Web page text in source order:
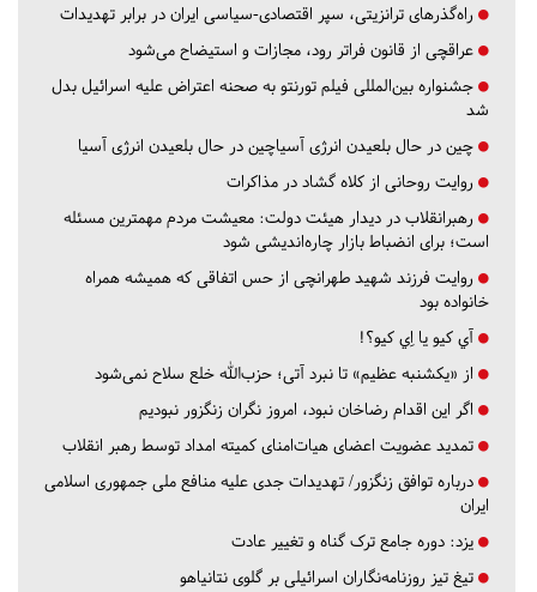
راه‌گذرهای ترانزیتی، سپر اقتصادی-سیاسی ایران در برابر تهدیدات
عراقچی از قانون فراتر رود، مجازات و استیضاح می‌شود
جشنواره بین‌المللی فیلم تورنتو به صحنه اعتراض علیه اسرائیل بدل
شد
چین در حال بلعیدن انرژی آسیاچین در حال بلعیدن انرژی آسیا
روایت روحانی از کلاه گشاد در مذاکرات
رهبرانقلاب در دیدار هیئت دولت: معیشت مردم مهمترین مسئله
است؛ برای انضباط بازار چاره‌اندیشی شود
روایت فرزند شهید طهرانچی از حس اتفاقی که همیشه همراه
خانواده بود
آي كيو يا اِي كيو؟!
از «یکشنبه عظیم» تا نبرد آتی؛ حزب‌الله خلع سلاح نمی‌شود
اگر این اقدام رضاخان نبود، امروز نگران زنگزور نبودیم
تمدید عضویت اعضای هیات‌امنای کمیته امداد توسط رهبر انقلاب
درباره توافق زنگزور/ تهدیدات جدی علیه منافع ملی جمهوری اسلامی
ایران
یزد: دوره جامع ترک گناه و تغییر عادت
تیغ تیز روزنامه‌نگاران اسرائیلی بر گلوی نتانیاهو